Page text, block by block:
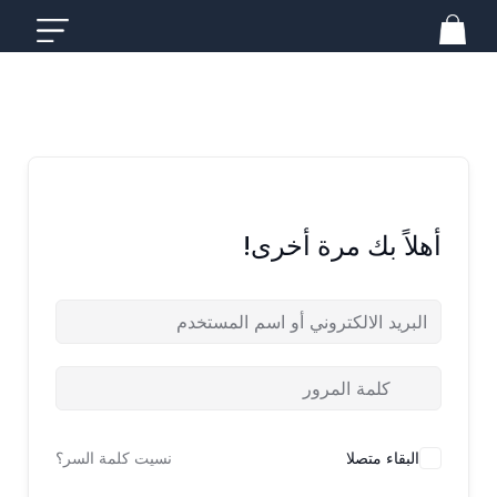
تخطي
أهلاً بك مرة أخرى!
البقاء متصلا نسيت كلمة السر؟